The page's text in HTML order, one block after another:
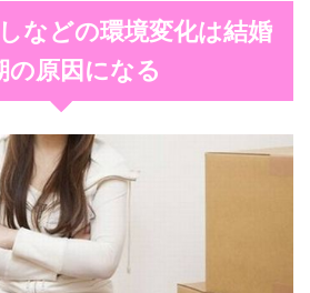
などの環境変化は結婚
の原因になる